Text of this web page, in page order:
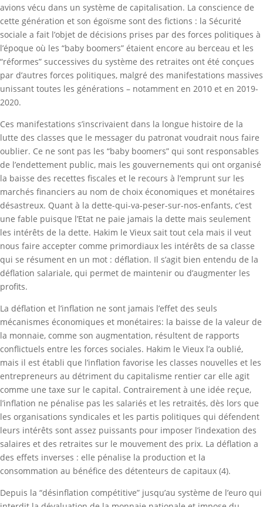
avions vécu dans un système de capitalisation. La conscience de
cette génération et son égoïsme sont des fictions : la Sécurité
sociale a fait l’objet de décisions prises par des forces politiques à
l’époque où les “baby boomers” étaient encore au berceau et les
“réformes” successives du système des retraites ont été conçues
par d’autres forces politiques, malgré des manifestations massives
unissant toutes les générations – notamment en 2010 et en 2019-
2020.
Ces manifestations s’inscrivaient dans la longue histoire de la
lutte des classes que le messager du patronat voudrait nous faire
oublier. Ce ne sont pas les “baby boomers” qui sont responsables
de l’endettement public, mais les gouvernements qui ont organisé
la baisse des recettes fiscales et le recours à l’emprunt sur les
marchés financiers au nom de choix économiques et monétaires
désastreux. Quant à la dette-qui-va-peser-sur-nos-enfants, c’est
une fable puisque l’Etat ne paie jamais la dette mais seulement
les intérêts de la dette. Hakim le Vieux sait tout cela mais il veut
nous faire accepter comme primordiaux les intérêts de sa classe
qui se résument en un mot : déflation. Il s’agit bien entendu de la
déflation salariale, qui permet de maintenir ou d’augmenter les
profits.
La déflation et l’inflation ne sont jamais l’effet des seuls
mécanismes économiques et monétaires: la baisse de la valeur de
la monnaie, comme son augmentation, résultent de rapports
conflictuels entre les forces sociales. Hakim le Vieux l’a oublié,
mais il est établi que l’inflation favorise les classes nouvelles et les
entrepreneurs au détriment du capitalisme rentier car elle agit
comme une taxe sur le capital. Contrairement à une idée reçue,
l’inflation ne pénalise pas les salariés et les retraités, dès lors que
les organisations syndicales et les partis politiques qui défendent
leurs intérêts sont assez puissants pour imposer l’indexation des
salaires et des retraites sur le mouvement des prix. La déflation a
des effets inverses : elle pénalise la production et la
consommation au bénéfice des détenteurs de capitaux (4).
Depuis la “désinflation compétitive” jusqu’au système de l’euro qui